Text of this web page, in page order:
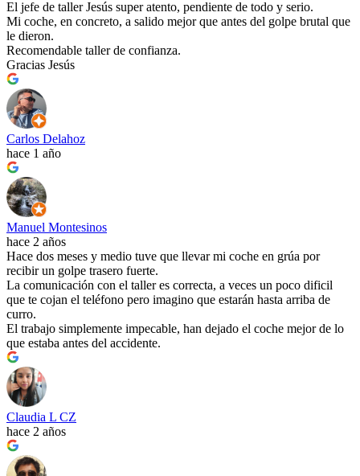
El jefe de taller Jesús super atento, pendiente de todo y serio.
Mi coche, en concreto, a salido mejor que antes del golpe brutal que
le dieron.
Recomendable taller de confianza.
Gracias Jesús
Carlos Delahoz
hace 1 año
Manuel Montesinos
hace 2 años
Hace dos meses y medio tuve que llevar mi coche en grúa por
recibir un golpe trasero fuerte.
La comunicación con el taller es correcta, a veces un poco dificil
que te cojan el teléfono pero imagino que estarán hasta arriba de
curro.
El trabajo simplemente impecable, han dejado el coche mejor de lo
que estaba antes del accidente.
Claudia L CZ
hace 2 años